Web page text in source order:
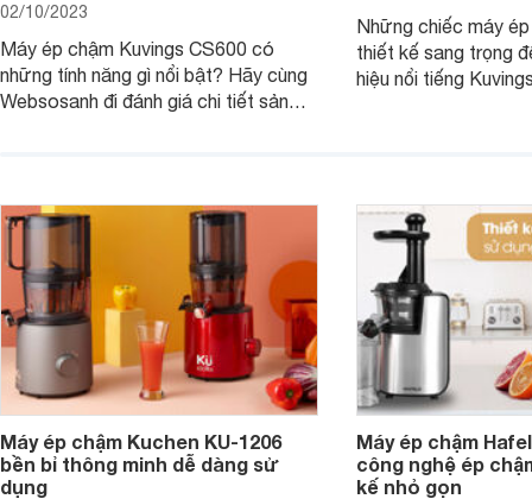
02/10/2023
Máy ép chậm Kuvings CS600 có
những tính năng gì nổi bật? Hãy cùng
Websosanh đi đánh giá chi tiết sản
Những chiếc máy
thiết kế sang trọng
hiệu nổi tiếng
Máy ép chậm Kuchen KU-1206
bền bỉ thông minh dễ dàng sử
dụng
Máy ép chậm
công nghệ ép
kế nhỏ gọn